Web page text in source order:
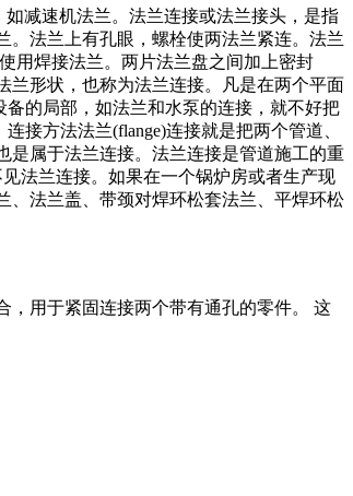
减速机法兰。法兰连接或法兰接头，是指
。法兰上有孔眼，螺栓使两法兰紧连。法兰
用焊接法兰。两片法兰盘之间加上密封
兰形状，也称为法兰连接。凡是在两个平面
的局部，如法兰和水泵的连接，就不好把
接方法法兰(flange)连接就是把两个管道、
是属于法兰连接。法兰连接是管道施工的重
法兰连接。如果在一个锅炉房或者生产现
、法兰盖、带颈对焊环松套法兰、平焊环松
，用于紧固连接两个带有通孔的零件。 这